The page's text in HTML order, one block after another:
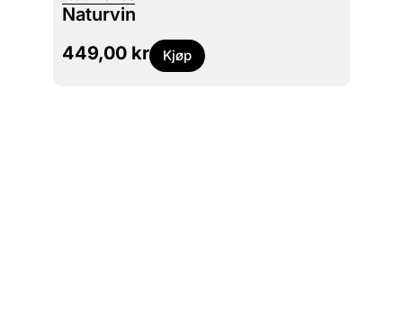
Naturvin
449,00 kr Kjøp